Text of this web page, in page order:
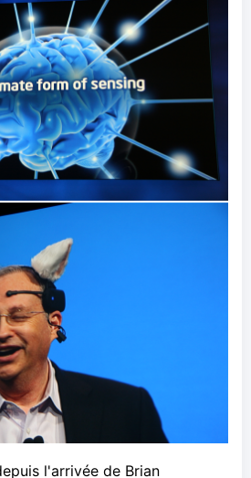
l'arrivée de Brian